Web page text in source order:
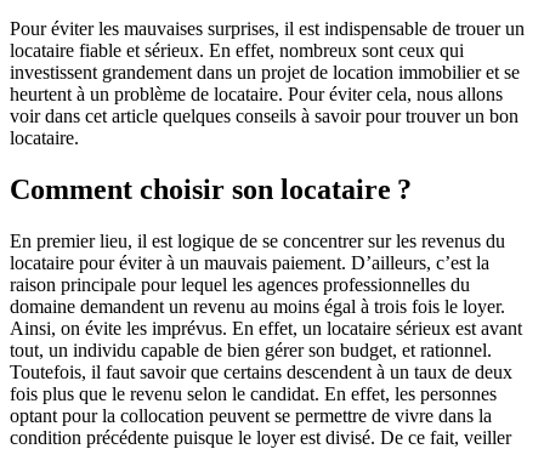
Pour éviter les mauvaises surprises, il est indispensable de trouer un
locataire fiable et sérieux. En effet, nombreux sont ceux qui
investissent grandement dans un projet de location immobilier et se
heurtent à un problème de locataire. Pour éviter cela, nous allons
voir dans cet article quelques conseils à savoir pour trouver un bon
locataire.
Comment choisir son locataire ?
En premier lieu, il est logique de se concentrer sur les revenus du
locataire pour éviter à un mauvais paiement. D’ailleurs, c’est la
raison principale pour lequel les agences professionnelles du
domaine demandent un revenu au moins égal à trois fois le loyer.
Ainsi, on évite les imprévus. En effet, un locataire sérieux est avant
tout, un individu capable de bien gérer son budget, et rationnel.
Toutefois, il faut savoir que certains descendent à un taux de deux
fois plus que le revenu selon le candidat. En effet, les personnes
optant pour la collocation peuvent se permettre de vivre dans la
condition précédente puisque le loyer est divisé. De ce fait, veiller